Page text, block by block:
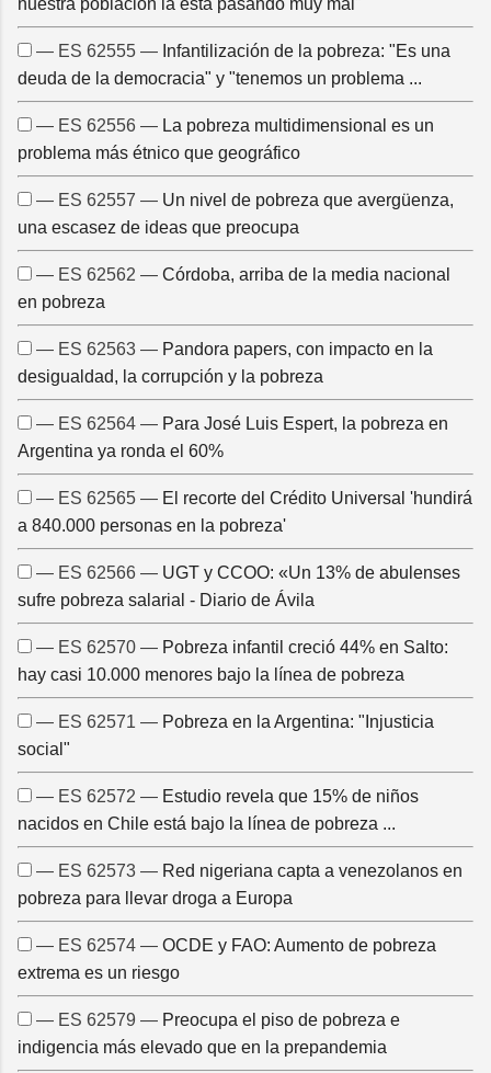
— ES 62555 — Infantilización de la pobreza: "Es una
deuda de la democracia" y "tenemos un problema ...
— ES 62556 — La pobreza multidimensional es un
problema más étnico que geográfico
— ES 62557 — Un nivel de pobreza que avergüenza,
una escasez de ideas que preocupa
— ES 62562 — Córdoba, arriba de la media nacional
en pobreza
— ES 62563 — Pandora papers, con impacto en la
desigualdad, la corrupción y la pobreza
— ES 62564 — Para José Luis Espert, la pobreza en
Argentina ya ronda el 60%
— ES 62565 — El recorte del Crédito Universal 'hundirá
a 840.000 personas en la pobreza'
— ES 62566 — UGT y CCOO: «Un 13% de abulenses
sufre pobreza salarial - Diario de Ávila
— ES 62570 — Pobreza infantil creció 44% en Salto:
hay casi 10.000 menores bajo la línea de pobreza
— ES 62571 — Pobreza en la Argentina: "Injusticia
social"
— ES 62572 — Estudio revela que 15% de niños
nacidos en Chile está bajo la línea de pobreza ...
— ES 62573 — Red nigeriana capta a venezolanos en
pobreza para llevar droga a Europa
— ES 62574 — OCDE y FAO: Aumento de pobreza
extrema es un riesgo
— ES 62579 — Preocupa el piso de pobreza e
indigencia más elevado que en la prepandemia